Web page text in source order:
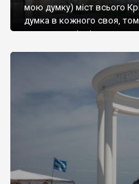
мою думку) міст всього
думка в кожного своя,
запрошую відвідати це